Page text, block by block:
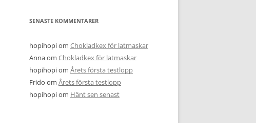
SENASTE KOMMENTARER
hopihopiom Chokladkex för latmaskar
Annaom Chokladkex för latmaskar
hopihopiom Årets första testlopp
Frido om Årets första testlopp
hopihopiom Hänt sen senast